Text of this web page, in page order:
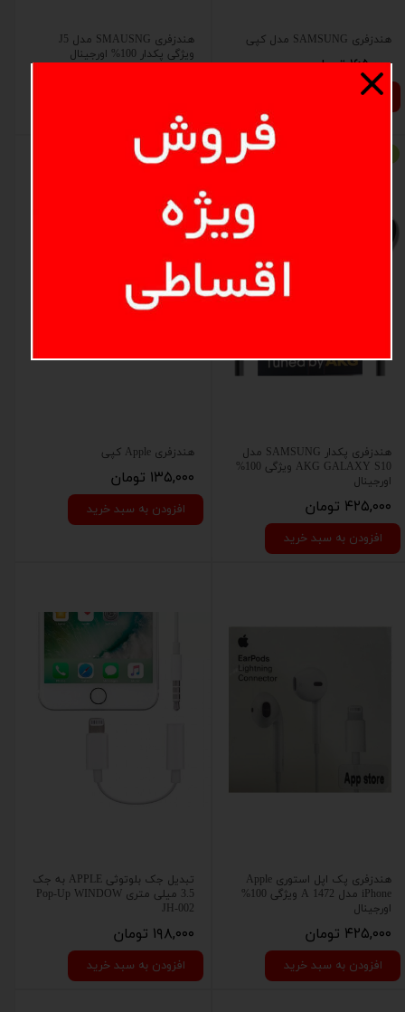
هندزفری SAMSUNG مدل کپی
۱۶۵,۰۰۰ تومان
افزودن به سبد خرید
هندزفری SMAUSNG مدل J5
ویژگی پکدار 100% اورجینال
افزودن به سبد خرید
هندزفری پکدار SAMSUNG مدل
AKG GALAXY S10 ویژگی 100%
اورجینال
۴۲۵,۰۰۰ تومان
افزودن به سبد خرید
هندزفری Apple کپی
۱۳۵,۰۰۰ تومان
افزودن به سبد خرید
هندزفری پک اپل استوری Apple
iPhone مدل A 1472 ویژگی 100%
اورجینال
۴۲۵,۰۰۰ تومان
افزودن به سبد خرید
تبدیل جک بلوتوثی APPLE به جک
3.5 میلی متری Pop-Up WINDOW
JH-002
۱۹۸,۰۰۰ تومان
افزودن به سبد خرید